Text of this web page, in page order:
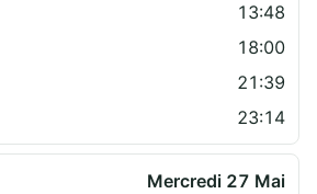
13:48
18:00
21:39
23:14
Mercredi 27 Mai